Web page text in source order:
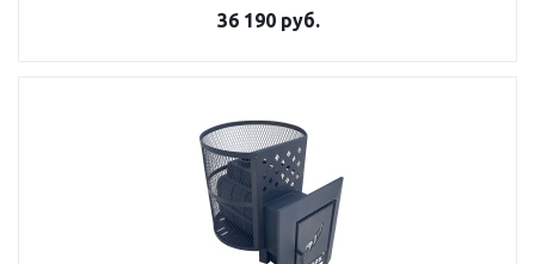
36 190руб.